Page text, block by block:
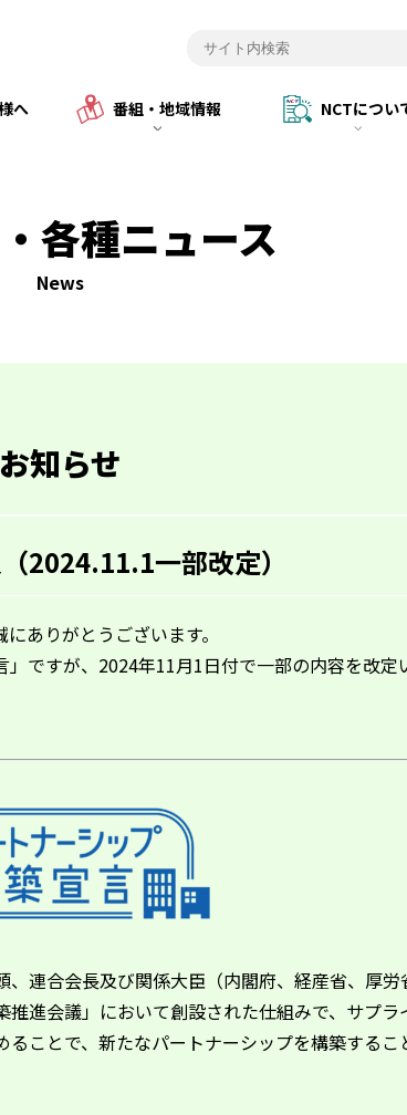
へ 番組・地域情報 NCTについ
各種ニュース
News
お知らせ
2024.11.1一部改定）
ありがとうございます。
ですが、2024年11月1日付で一部の内容を改定
、連合会長及び関係大臣（内閣府、経産省、厚
進会議」において創設された仕組みで、サプラ
ことで、新たなパートナーシップを構築するこ